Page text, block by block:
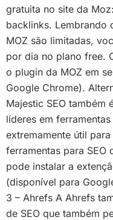
gratuita no site da
backlinks. Lembrando
MOZ são limitadas,
por dia no plano free.
o plugin da MOZ em
Google Chrome).
Majestic SEO também
líderes em
extremamente útil
ferramentas para SEO
pode instalar a
(disponível para
3 – Ahrefs A Ahrefs
de SEO que também